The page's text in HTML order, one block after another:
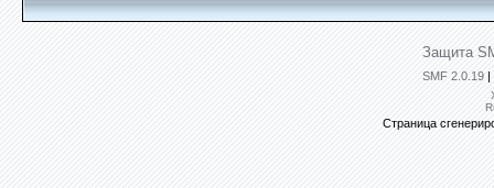
Защита
SMF 2.0.19 |
Страница